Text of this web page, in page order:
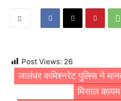
Post Views: 26
जालंधर कमिश्नरेट पुलिस ने
मिसाल